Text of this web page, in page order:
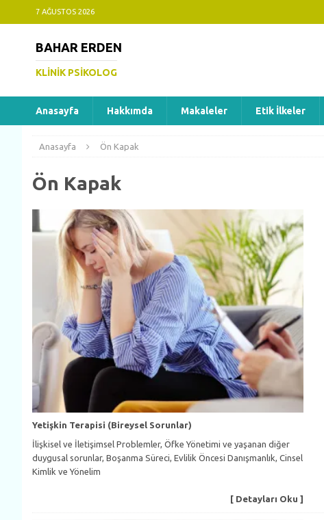
7 AĞUSTOS 2026
BAHAR ERDEN
KLINIK PSIKOLOG
Anasayfa Hakkımda Makaleler Etik İlkeler
Anasayfa Ön Kapak
Ön Kapak
Yetişkin Terapisi (Bireysel Sorunlar)
İlişkisel ve İletişimsel Problemler, Öfke Yönetimi ve yaşanan diğer
duygusal sorunlar, Boşanma Süreci, Evlilik Öncesi Danışmanlık, Cinsel
Kimlik ve Yönelim
[ Detayları Oku ]